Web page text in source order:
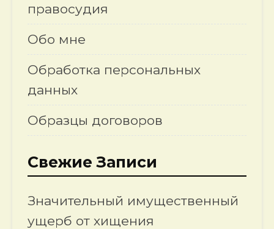
правосудия
Обо мне
Обработка персональных
данных
Образцы договоров
Свежие Записи
Значительный имущественный
ущерб от хищения